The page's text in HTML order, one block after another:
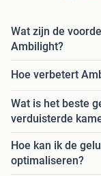
Wat zijn de
Ambilight?
Hoe verbetert
Wat is het beste
verduisterde
Hoe kan ik de
optimaliseren?